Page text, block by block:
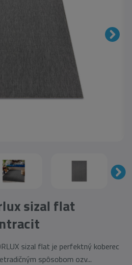
sizal flat
sizal flat je perfektný koberec
spôsobom ozv...